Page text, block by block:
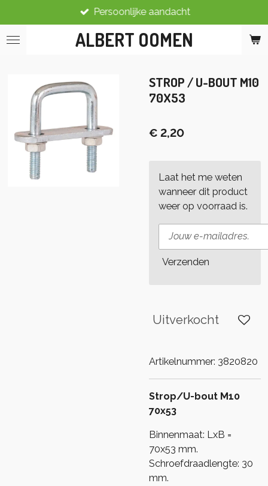
direct
naar
ALBERT OOMEN
Persoonlijke aandacht
STROP / U-BOUT M10
70X53
€ 2,20
Laat het me weten
wanneer dit product
weer op voorraad is.
Verzenden
Uitverkocht
Artikelnummer: 3820820
Strop/U-bout M10
70x53
Binnenmaat: LxB =
70x53 mm.
Schroefdraadlengte: 30
mm.